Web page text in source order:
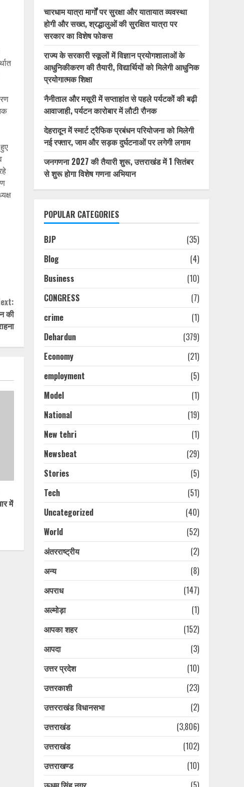
की
में
चारधाम यात्रा मार्गों पर सुरक्षा और यातायात व्यवस्था
होगी और सख्त, श्रद्धालुओं की सुरक्षित यात्रा पर
सरकार का विशेष फोकस
राज्य के सरकारी स्कूलों में विज्ञान प्रयोगशालाओं के
आधुनिकीकरण की तैयारी, विद्यार्थियों को मिलेगी आधुनिक
प्रयोगात्मक शिक्षा
नैनीताल और मसूरी में सप्ताहांत से पहले पर्यटकों की बढ़ी
आवाजाही, पर्यटन कारोबार में लौटी रौनक
देहरादून में स्मार्ट ट्रैफिक प्रबंधन परियोजना को मिलेगी
नई रफ्तार, जाम और सड़क दुर्घटनाओं पर लगेगी लगाम
जनगणना 2027 की तैयारी शुरू, उत्तराखंड में 1 सितंबर
से शुरू होगा विशेष गणना अभियान
POPULAR CATEGORIES
BJP
(35)
Blog
(4)
Business
(10)
CONGRESS
(7)
crime
(1)
Dehardun
(379)
Economy
(21)
employment
(5)
Model
(1)
National
(19)
New tehri
(1)
Newsbeat
(29)
Stories
(5)
Tech
(51)
Uncategorized
(40)
World
(52)
अंतरराष्ट्रीय
(2)
अन्य
(8)
अपराध
(147)
अल्मोड़ा
(1)
आपका शहर
(152)
आपदा
(3)
उत्तर प्रदेश
(10)
उत्तरकाशी
(23)
उत्तरराखंड विधानसभा
(2)
उत्तराखंड
(3,806)
उत्तराखंड
(102)
उत्तराखण्ड
(10)